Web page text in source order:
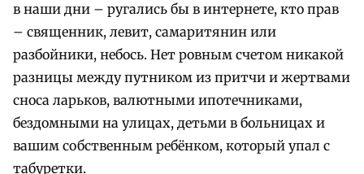
в наши дни – ругались бы в интернете, кто прав
– священник, левит, самаритянин или
разбойники, небось. Нет ровным счетом никакой
разницы между путником из притчи и жертвами
сноса ларьков, валютными ипотечниками,
бездомными на улицах, детьми в больницах и
вашим собственным ребёнком, который упал с
табуретки.